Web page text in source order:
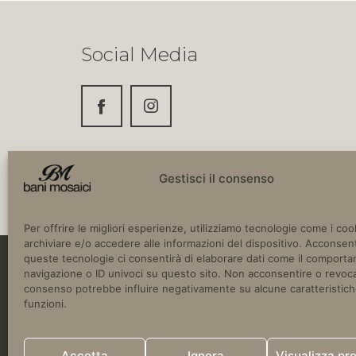
Gestisci il consenso
Per offrire le migliori esperienze, utilizziamo tecnologie come i
archiviare e/o accedere alle informazioni del dispositivo.
queste tecnologie ci consentirà di elaborare dati come il
navigazione o ID univoci su questo sito. Non acconsentire o
consenso potrebbe influire negativamente su alcune
funzioni.
Social Media
Copyright © 2024 Bani Mosaici. SS16